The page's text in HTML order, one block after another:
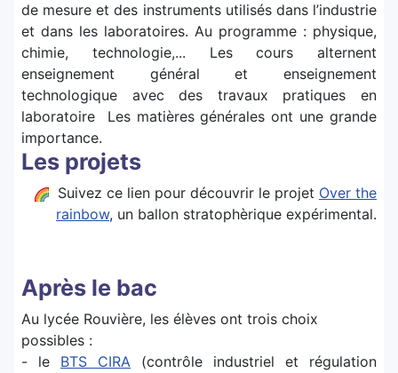
de mesure et des instruments utilisés dans l’industrie
et dans les laboratoires. Au programme : physique,
chimie, technologie,... Les cours alternent
enseignement général et enseignement
technologique avec des travaux pratiques en
laboratoire Les matières générales ont une grande
importance.
Les projets
Suivez ce lien pour découvrir le projet Over the
rainbow, un ballon stratophèrique expérimental.
Après le bac
Au lycée Rouvière, les élèves ont trois choix
possibles :
- le BTS CIRA (contrôle industriel et régulation